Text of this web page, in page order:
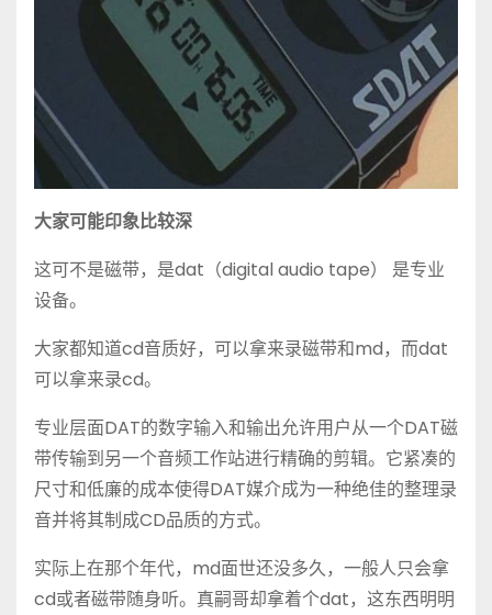
大家可能印象比较深
这可不是磁带，是dat（digital audio tape） 是专业
设备。
大家都知道cd音质好，可以拿来录磁带和md，而dat
可以拿来录cd。
专业层面DAT的数字输入和输出允许用户从一个DAT磁
带传输到另一个音频工作站进行精确的剪辑。它紧凑的
尺寸和低廉的成本使得DAT媒介成为一种绝佳的整理录
音并将其制成CD品质的方式。
实际上在那个年代，md面世还没多久，一般人只会拿
cd或者磁带随身听。真嗣哥却拿着个dat，这东西明明